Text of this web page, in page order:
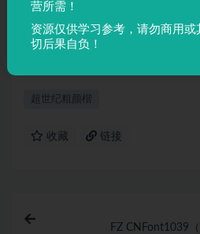
布。任何个人或组织，在未征得本站
采集、发布本站内容到任何网站、书
站内容侵犯了原著者的合法权益，可
超世纪粗颜楷
收藏 链接
FZ CNFont1039
营所需！
资源仅供学习参考，请勿商用
切后果自负！